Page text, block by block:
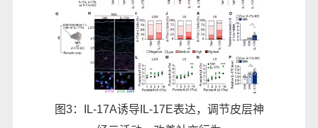
图3：IL-17A诱导IL-17E表达，调节皮层神